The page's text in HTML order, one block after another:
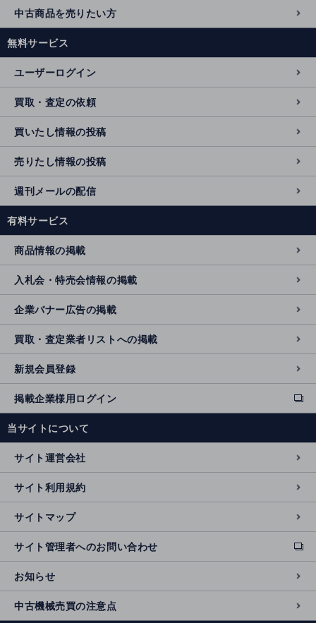
中古商品を売りたい方
無料サービス
ユーザーログイン
買取・査定の依頼
買いたし情報の投稿
売りたし情報の投稿
週刊メールの配信
有料サービス
商品情報の掲載
入札会・特売会情報の掲載
企業バナー広告の掲載
買取・査定業者リストへの掲載
新規会員登録
掲載企業様用ログイン
ext
e
n
al
si
t
e
当サイトについて
サイト運営会社
サイト利用規約
サイトマップ
サイト管理者へのお問い合わせ
ext
e
r
n
al
お知らせ
中古機械売買の注意点